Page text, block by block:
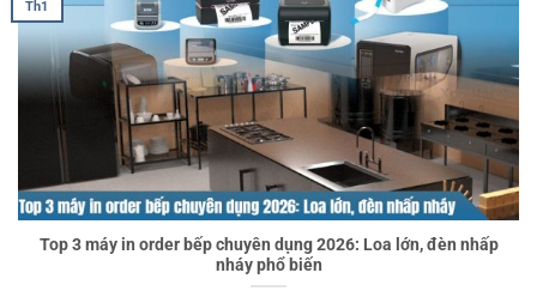
Top 3 máy in order bếp chuyên dụng 2026: Loa lớn, đèn nhấp
nháy phổ biến
Th1